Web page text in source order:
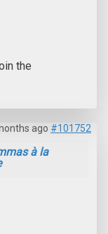
the
ago #101752
à la